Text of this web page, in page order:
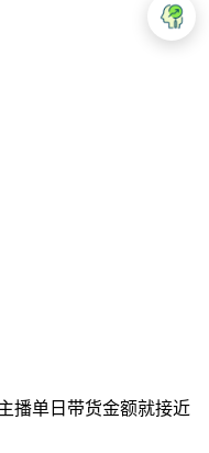
播单日带货金额就接近